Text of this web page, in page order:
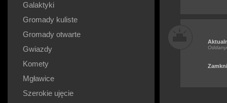
Galaktyki
Gromady kuliste
Gromady otwarte
Gwiazdy
Komety
Mgławice
Szerokie ujęcie